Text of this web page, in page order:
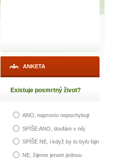
ANKETA
Existuje posmrtný život?
ANO, naprosto nepochybuji
SPÍŠE ANO, doufám v něj
SPÍŠE NE, i když by to bylo fajn
NE, žijeme jenom jednou